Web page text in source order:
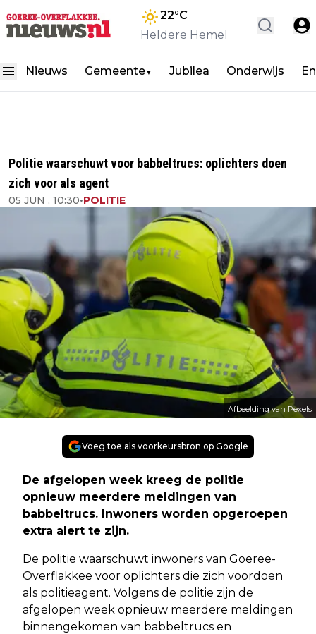
22°C
Heldere Hemel
Nieuws Gemeente▼ Jubilea Onderwijs
Politie waarschuwt voor babbeltrucs: oplichters doen
zich voor als agent
05 JUN , 10:30•POLITIE
Afbeelding van Pexels
Voeg toe als voorkeursbron op Google
De afgelopen week kreeg de politie
opnieuw meerdere meldingen van
babbeltrucs. Inwoners worden opgeroepen
extra alert te zijn.
De politie waarschuwt inwoners van Goeree-
Overflakkee voor oplichters die zich voordoen
als politieagent. Volgens de politie zijn de
afgelopen week opnieuw meerdere meldingen
binnengekomen van babbeltrucs en